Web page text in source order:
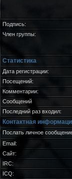
Подпись:
Член группы:
Статистика
Дата регистрации:
Посещений:
Комментарии:
Сообщений
Последний раз входил:
Контактная
Послать личное
Email:
Сайт:
IRC:
ICQ: